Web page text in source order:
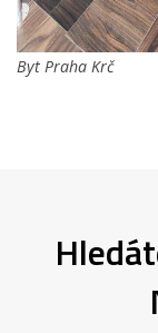
Byt Praha Krč